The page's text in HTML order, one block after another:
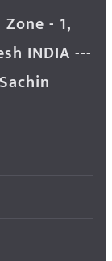
- 1,
INDIA ---